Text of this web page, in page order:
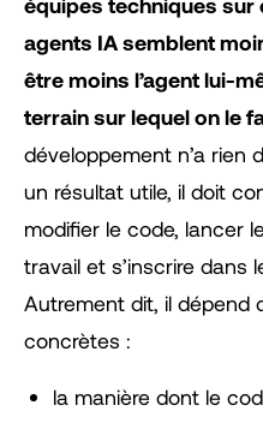
agents IA semblent
être moins l’agent lui-
terrain sur lequel on le
développement n’a rien
un résultat utile, il doit
modifier le code, lancer
travail et s’inscrire dans
Autrement dit, il dépend
concrètes :
la manière dont le